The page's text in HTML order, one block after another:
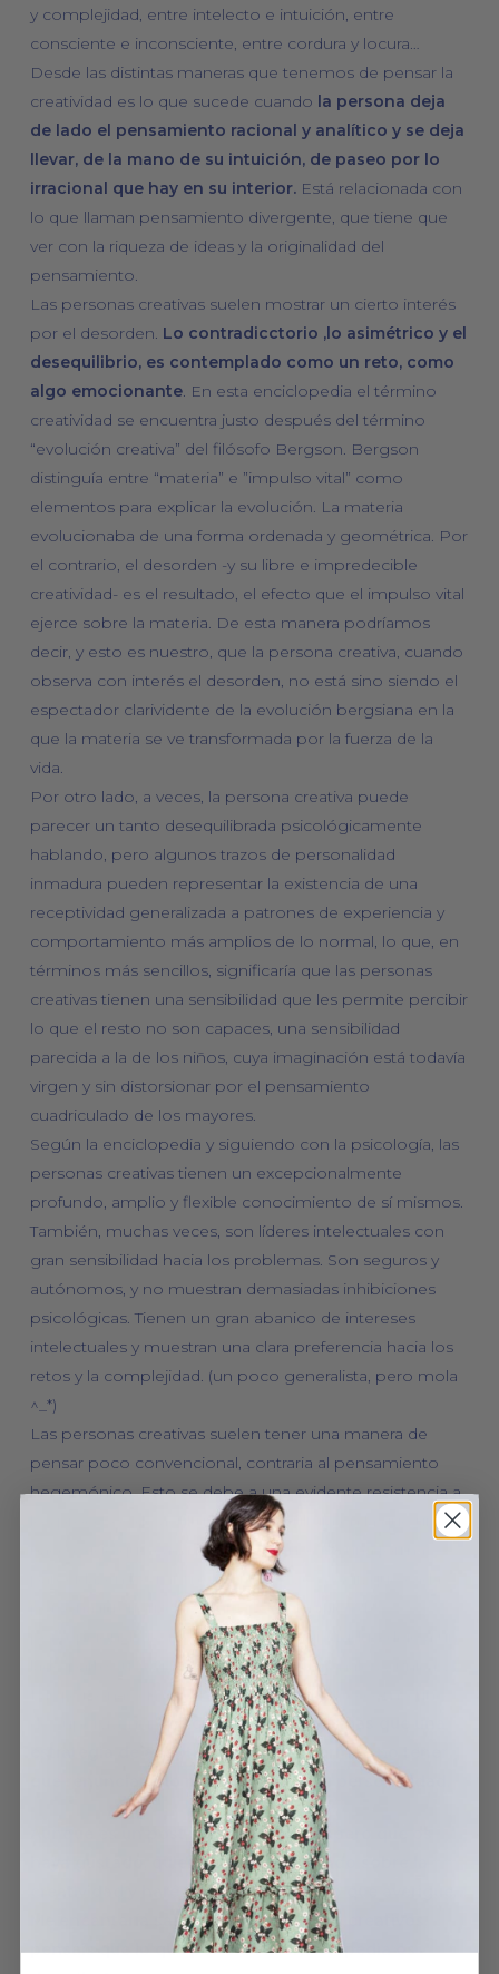
y complejidad, entre intelecto e intuición, entre
consciente e inconsciente, entre cordura y locura…
Desde las distintas maneras que tenemos de pensar la
creatividad es lo que sucede cuando la persona deja
de lado el pensamiento racional y analítico y se deja
llevar, de la mano de su intuición, de paseo por lo
irracional que hay en su interior.Está relacionada con
lo que llaman pensamiento divergente, que tiene que
ver con la riqueza de ideas y la originalidad del
pensamiento.
Las personas creativas suelen mostrar un cierto interés
por el desorden. Lo contradicctorio ,lo asimétrico y el
desequilibrio, es contemplado como un reto, como
algo emocionante. En esta enciclopedia el término
creatividad se encuentra justo después del término
“evolución creativa” del filósofo Bergson. Bergson
distinguía entre “materia” e ”impulso vital” como
elementos para explicar la evolución. La materia
evolucionaba de una forma ordenada y geométrica. Por
el contrario, el desorden -y su libre e impredecible
creatividad- es el resultado, el efecto que el impulso vital
ejerce sobre la materia. De esta manera podríamos
decir, y esto es nuestro, que la persona creativa, cuando
observa con interés el desorden, no está sino siendo el
espectador clarividente de la evolución bergsiana en la
que la materia se ve transformada por la fuerza de la
vida.
Por otro lado, a veces, la persona creativa puede
parecer un tanto desequilibrada psicológicamente
hablando, pero algunos trazos de personalidad
inmadura pueden representar la existencia de una
receptividad generalizada a patrones de experiencia y
comportamiento más amplios de lo normal, lo que, en
términos más sencillos, significaría que las personas
creativas tienen una sensibilidad que les permite percibir
lo que el resto no son capaces, una sensibilidad
parecida a la de los niños, cuya imaginación está todavía
virgen y sin distorsionar por el pensamiento
cuadriculado de los mayores.
Según la enciclopedia y siguiendo con la psicología, las
personas creativas tienen un excepcionalmente
profundo, amplio y flexible conocimiento de sí mismos.
También, muchas veces, son líderes intelectuales con
gran sensibilidad hacia los problemas. Son seguros y
autónomos, y no muestran demasiadas inhibiciones
psicológicas. Tienen un gran abanico de intereses
intelectuales y muestran una clara preferencia hacia los
retos y la complejidad. (un poco generalista, pero mola
^_*)
Las personas creativas suelen tener una manera de
pensar poco convencional, contraria al pensamiento
hegemónico. Esto se debe a una evidente resistencia a
los procesos de aculturación. La cultura en la que uno
nace exige que cada persona piense de una forma
parecida, en los mismos términos, es decir, que cada
persona interiorize los patrones culturales de
percepción. Esto requiere que cada individuo deje a un
lado parte sus características más personales y únicas.
Las personas creativas viven este conflicto como uno
de supervivencia.La creatividad no es más que una
estrategia de adaptación que les permite no tener
que renunciar a lo más valioso de su personalidad.
Aunque es un post un poco largo, espero que os
haya gustado, quiero seguir indagando sobre la
creatividad y haré más posts sobre lo que averigue…
Me encantaría saber si os consideráis creativos,
pensáis que lo que pone en la enciclopedia os